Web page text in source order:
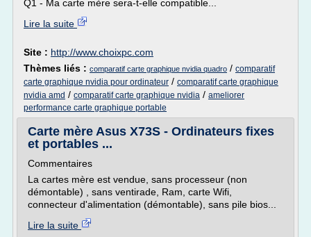
Q1 - Ma carte mère sera-t-elle compatible...
Lire la suite
Site : http://www.choixpc.com
Thèmes liés : comparatif carte graphique nvidia quadro / comparatif
carte graphique nvidia pour ordinateur / comparatif carte graphique
nvidia amd / comparatif carte graphique nvidia / ameliorer
performance carte graphique portable
Carte mère Asus X73S - Ordinateurs fixes
et portables ...
Commentaires
La cartes mère est vendue, sans processeur (non
démontable) , sans ventirade, Ram, carte Wifi,
connecteur d'alimentation (démontable), sans pile bios...
Lire la suite